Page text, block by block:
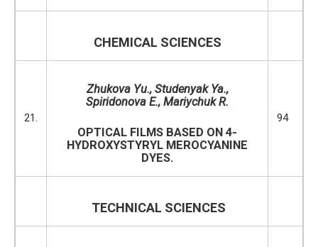
CHEMICAL SCIENCES
21.
Zhukova Yu., Studenyak Ya.,
Spiridonova E., Mariychuk R.
OPTICAL FILMS BASED ON 4-
HYDROXYSTYRYL MEROCYANINE
DYES.
94
TECHNICAL SCIENCES